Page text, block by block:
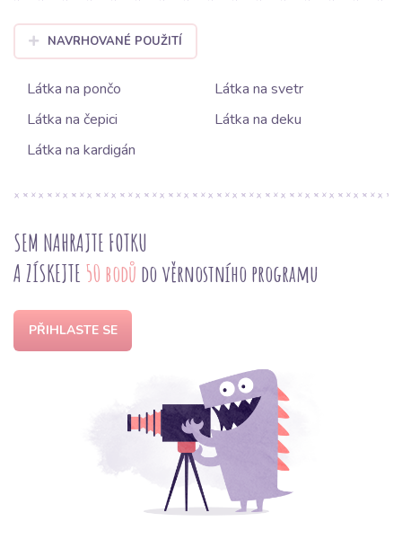
NAVRHOVANÉ POUŽITÍ
Látka na pončo
Látka na svetr
Látka na čepici
Látka na deku
Látka na kardigán
SEM NAHRAJTE FOTKU
A ZÍSKEJTE 50 bodů do věrnostního programu
PŘIHLASTE SE